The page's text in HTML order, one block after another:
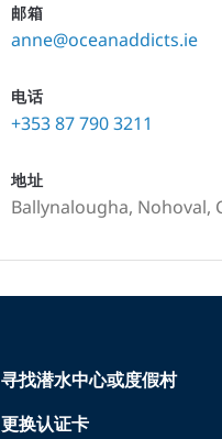
邮箱
anne@oceanaddicts.ie
电话
+353 87 790 3211
地址
Ballynalougha, Nohoval,
寻找潜水中心或度假村
更换认证卡